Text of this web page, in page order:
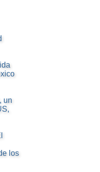
un
los